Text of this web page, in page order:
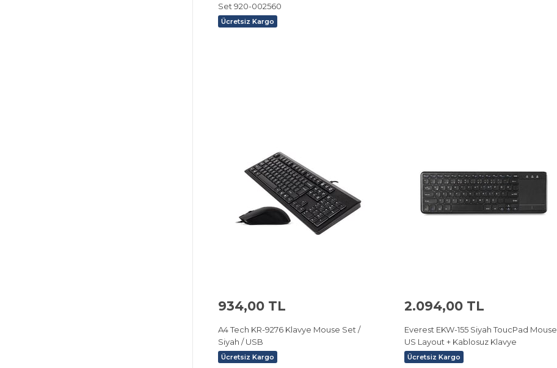
Set 920-002560
Ücretsiz Kargo
934,00 TL
A4 Tech KR-9276 Klavye Mouse Set /
Siyah / USB
Ücretsiz Kargo
2.094,00 TL
Everest EKW-155 Siyah ToucPad Mouse
US Layout + Kablosuz Klavye
Ücretsiz Kargo